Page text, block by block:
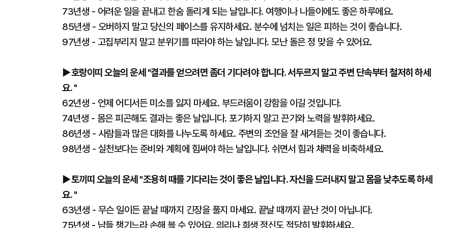
73년생 - 어려운 일을 끝내고 한숨 돌리게 되는 날입니다. 여행이나 나들이에도 좋은 하루에요.
85년생 - 오버하지 말고 당신의 페이스를 유지하세요. 분수에 넘치는 일은 피하는 것이 좋습니다.
97년생 - 고집부리지 말고 분위기를 따라야 하는 날입니다. 모난 돌은 정 맞을 수 있어요.
▶호랑이띠 오늘의 운세 "결과를 얻으려면 좀더 기다려야 합니다. 서두르지 말고 주변 단속부터 철저히 하세
요. "
62년생 - 언제 어디서든 미소를 잃지 마세요. 부드러움이 강함을 이길 것입니다.
74년생 - 몸은 피곤해도 결과는 좋은 날입니다. 포기하지 말고 끈기와 노력을 발휘하세요.
86년생 - 사람들과 많은 대화를 나누도록 하세요. 주변의 조언을 잘 새겨듣는 것이 좋습니다.
98년생 - 실천보다는 준비와 계획에 힘써야 하는 날입니다. 쉬면서 힘과 체력을 비축하세요.
▶토끼띠 오늘의 운세 "조용히 때를 기다리는 것이 좋은 날입니다. 자신을 드러내지 말고 몸을 낮추도록 하세
요. "
63년생 - 무슨 일이든 끝날 때까지 긴장을 풀지 마세요. 끝날 때까지 끝난 것이 아닙니다.
75년생 - 남들 챙기느라 손해 볼 수 있어요. 의리나 희생 정신도 적당히 발휘하세요.